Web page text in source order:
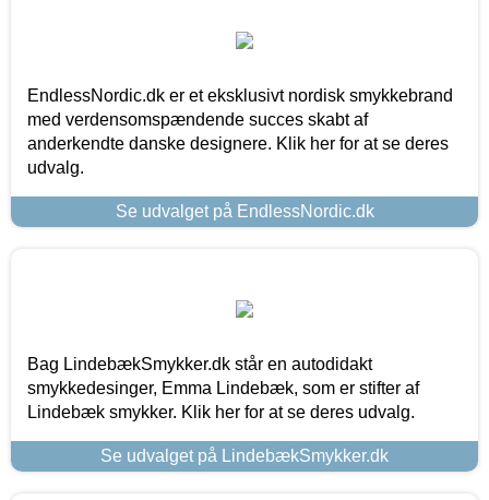
EndlessNordic.dk er et eksklusivt nordisk smykkebrand
med verdensomspændende succes skabt af
anderkendte danske designere. Klik her for at se deres
udvalg.
Se udvalget på EndlessNordic.dk
Bag LindebækSmykker.dk står en autodidakt
smykkedesinger, Emma Lindebæk, som er stifter af
Lindebæk smykker. Klik her for at se deres udvalg.
Se udvalget på LindebækSmykker.dk